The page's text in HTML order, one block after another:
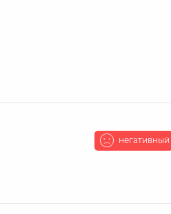
негативный